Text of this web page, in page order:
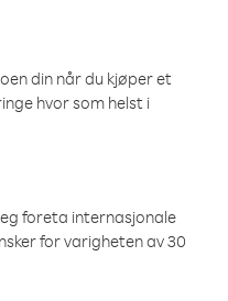
din når du kjøper et
hvor som helst i
foreta internasjonale
for varigheten av 30